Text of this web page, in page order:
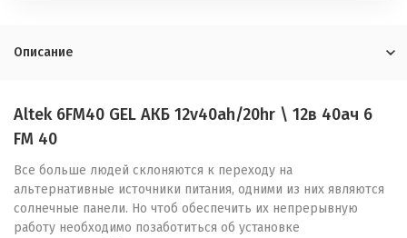
Описание
Altek 6FM40 GEL АКБ 12v40ah/20hr \ 12в 40ач 6
FM 40
Все больше людей склоняются к переходу на
альтернативные источники питания, одними из них являются
солнечные панели. Но чтоб обеспечить их непрерывную
работу необходимо позаботиться об установке